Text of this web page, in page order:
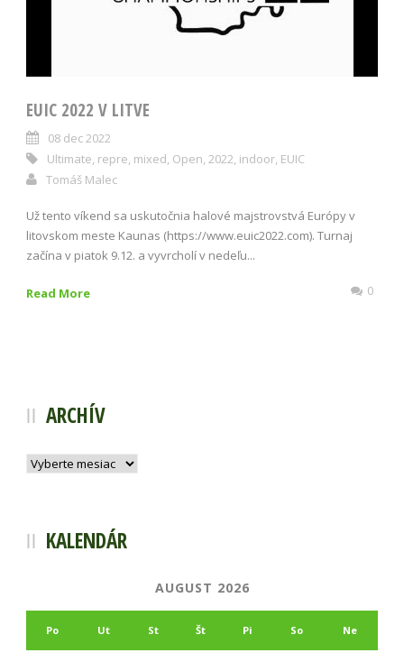
EUIC 2022 V LITVE
08 dec 2022
Ultimate, repre, mixed, Open, 2022, indoor, EUIC
Tomáš Malec
Už tento víkend sa uskutočnia halové majstrovstvá Európy v
litovskom meste Kaunas (https://www.euic2022.com). Turnaj
začína v piatok 9.12. a vyvrcholí v nedeľu...
Read More 0
ARCHÍV
Archív
KALENDÁR
AUGUST 2026
Po Ut St Št Pi So Ne